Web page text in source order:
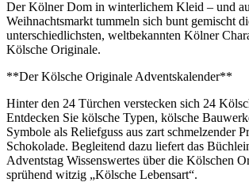
Der Kölner Dom in winterlichem Kleid – und
Weihnachtsmarkt tummeln sich bunt gemischt
unterschiedlichsten, weltbekannten Kölner
Kölsche Originale.
**Der Kölsche Originale Adventskalender**
Hinter den 24 Türchen verstecken sich 24
Entdecken Sie kölsche Typen, kölsche
Symbole als Reliefguss aus zart schmelzender
Schokolade. Begleitend dazu liefert das
Adventstag Wissenswertes über die Kölschen
sprühend witzig „Kölsche Lebensart“.